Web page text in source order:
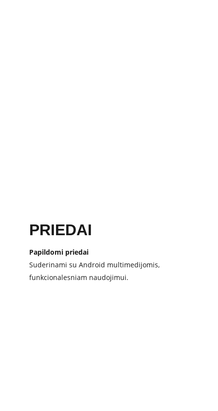
PRIEDAI
Papildomi priedai
Suderinami su Android multimedijomis,
funkcionalesniam naudojimui.